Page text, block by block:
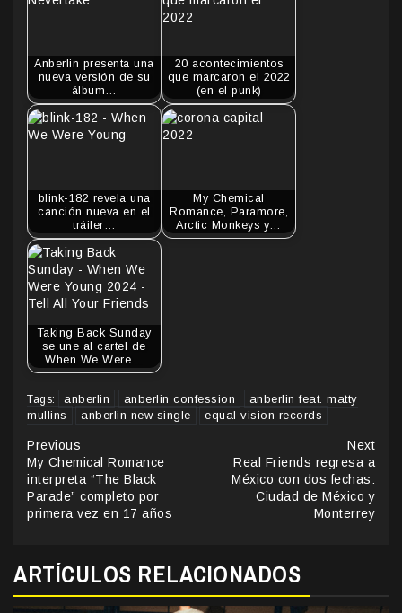
Anberlin presenta una
nueva versión de su
álbum…
20 acontecimientos
que marcaron el 2022
(en el punk)
blink-182 revela una
canción nueva en el
tráiler…
My Chemical
Romance, Paramore,
Arctic Monkeys y…
Taking Back Sunday
se une al cartel de
When We Were…
Tags: anberlin anberlin confession
anberlin feat. matty
mullins
anberlin new single equal vision records
Continue
Reading
Previous
My Chemical Romance
interpreta “The Black
Parade” completo por
primera vez en 17 años
Next
Real Friends regresa a
México con dos fechas:
Ciudad de México y
Monterrey
ARTÍCULOS RELACIONADOS